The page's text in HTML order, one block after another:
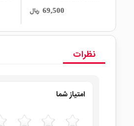
17,300 ریال
نظرات
امتیاز شما